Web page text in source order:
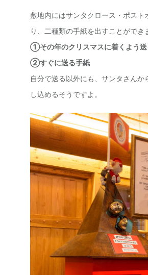
敷地内にはサンタクロース・ポスト
り、二種類の手紙を出すことができ
①その年のクリスマスに着くよう送
②すぐに送る手紙
自分で送る以外にも、サンタさんか
し込めるそうですよ。